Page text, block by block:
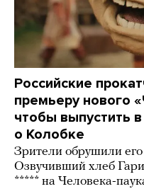
Российские
премьеру нового
чтобы выпустить
о Колобке
Зрители обрушили
Озвучивший хлеб
***** на Человека-